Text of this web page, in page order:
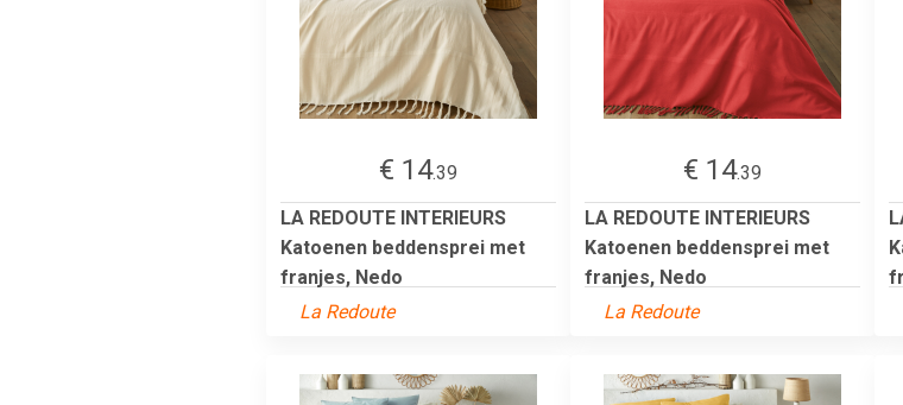
€ 14.39
LA REDOUTE INTERIEURS
Katoenen beddensprei met
franjes, Nedo
La Redoute
€ 14.39
LA REDOUTE INTERIEURS
Katoenen beddensprei met
franjes, Nedo
La Redoute